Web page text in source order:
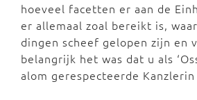
hoeveel facetten er aan de
er allemaal zoal bereikt is,
dingen scheef gelopen zijn en
belangrijk het was dat u als
alom gerespecteerde